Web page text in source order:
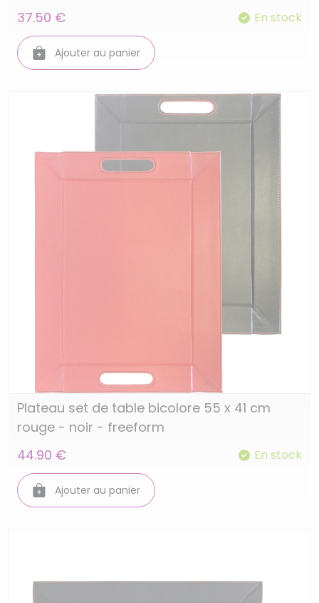
37.50 €
En stock
Ajouter au panier
Plateau set de table bicolore 55 x 41 cm
rouge - noir - freeform
44.90 €
En stock
Ajouter au panier